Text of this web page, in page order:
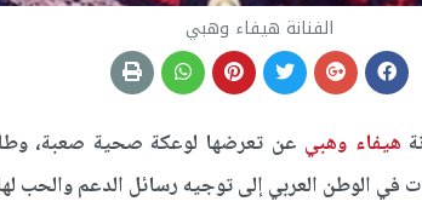
الفنانة هيفاء وهبي
هيفاء وهبي عن تعرضها لوعكة صحية صعبة،
الوطن العربي إلى توجيه رسائل الدعم والحب